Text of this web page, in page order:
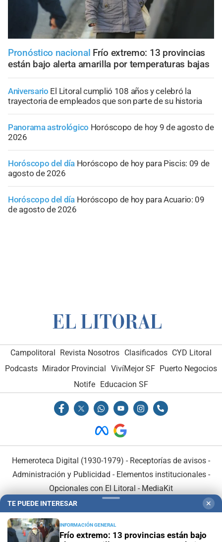
Pronóstico nacional Frío extremo: 13 provincias
están bajo alerta amarilla por temperaturas bajas
Aniversario El Litoral cumplió 108 años y celebró la
trayectoria de empleados que son parte de su historia
Panorama astrológico Horóscopo de hoy 9 de agosto de
2026
Horóscopo del día Horóscopo de hoy para Piscis: 09 de
agosto de 2026
Horóscopo del día Horóscopo de hoy para Acuario: 09
de agosto de 2026
Campolitoral Revista Nosotros Clasificados CYD Litoral
Podcasts Mirador Provincial VivíMejor SF Puerto Negocios
Notife Educacion SF
Hemeroteca Digital (1930-1979) - Receptorías de avisos -
Administración y Publicidad - Elementos institucionales-
Opcionales con El Litoral - MediaKit
TE PUEDE INTERESAR ✕
INFORMACIÓN GENERAL
Frío extremo: 13 provincias están bajo